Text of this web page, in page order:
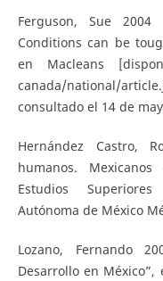
Ferguson, Sue
Conditions can be
en Macleans
canada/national/
consultado el 14 de
Hernández Castro,
humanos.
Estudios
Autónoma de México
Lozano, Fernando
Desarrollo en